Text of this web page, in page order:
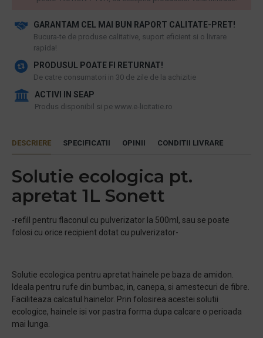
GARANTAM CEL MAI BUN RAPORT CALITATE-PRET!
​Bucura-te de produse calitative, suport eficient si o livrare
rapida!
PRODUSUL POATE FI RETURNAT!
De catre consumatori in 30 de zile de la achizitie
ACTIVI IN SEAP
Produs disponibil si pe www.e-licitatie.ro
DESCRIERE SPECIFICATII OPINII CONDITII LIVRARE
Solutie ecologica pt.
apretat 1L Sonett
-refill pentru flaconul cu pulverizator la 500ml, sau se poate
folosi cu orice recipient dotat cu pulverizator-
Solutie ecologica pentru apretat hainele pe baza de amidon.
Ideala pentru rufe din bumbac, in, canepa, si amestecuri de fibre.
Faciliteaza calcatul hainelor. Prin folosirea acestei solutii
ecologice, hainele isi vor pastra forma dupa calcare o perioada
mai lunga.